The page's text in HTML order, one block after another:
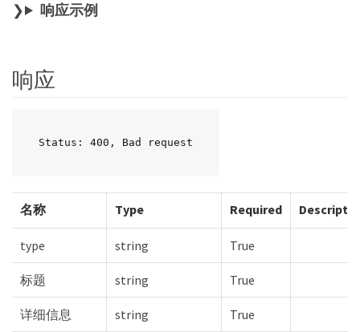
响应示例
响应
Status: 400, Bad request
名称 Type Required
type string True
标题 string True
详细信息 string True